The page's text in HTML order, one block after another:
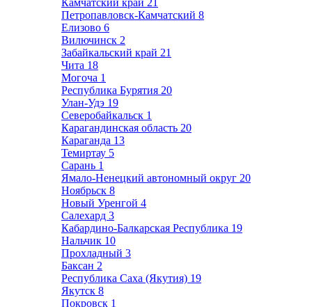
Камчатский край 21
Петропавловск-Камчатский 8
Елизово 6
Вилючинск 2
Забайкальский край 21
Чита 18
Могоча 1
Республика Бурятия 20
Улан-Удэ 19
Северобайкальск 1
Карагандинская область 20
Караганда 13
Темиртау 5
Сарань 1
Ямало-Ненецкий автономный округ 20
Ноябрьск 8
Новый Уренгой 4
Салехард 3
Кабардино-Балкарская Республика 19
Нальчик 10
Прохладный 3
Баксан 2
Республика Саха (Якутия) 19
Якутск 8
Покровск 1